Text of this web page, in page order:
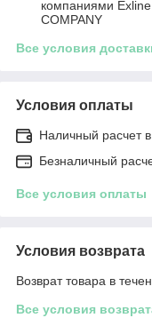
компаниями
COMPANY
Все условия
Условия оплаты
Наличный расчет в
Безналичный
Все условия оплаты
Условия возврата
Возврат товара в
Все условия